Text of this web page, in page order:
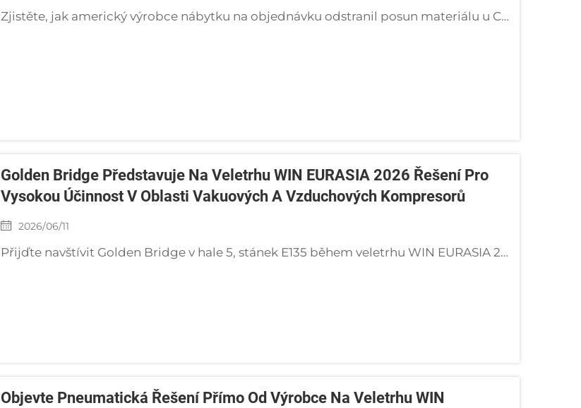
Zjistěte, jak americký výrobce nábytku na objednávku odstranil posun materiálu u CNC strojů a snížil odpad na nulu pomocí dvojnásobného vakuového systému KVF250 od společnosti Golden Bridge.
Golden Bridge Představuje Na Veletrhu WIN EURASIA 2026 Řešení Pro
Vysokou Účinnost V Oblasti Vakuových A Vzduchových Kompresorů
2026/06/11
Přijďte navštívit Golden Bridge v hale 5, stánek E135 během veletrhu WIN EURASIA 2026 v Istanbulu. Objevte naše pokročilé šroubové vzduchové kompresory a suché vakuové čerpadla pro průmyslové aplikace po celém světě.
Objevte Pneumatická Řešení Přímo Od Výrobce Na Veletrhu WIN